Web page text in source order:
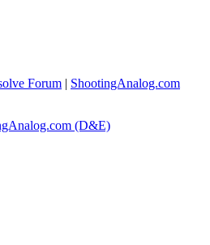
Forum | ShootingAnalog.com
(D&E)